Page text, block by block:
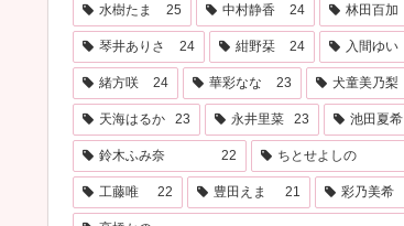
水樹たま 25 中村静香 24 林田百加
琴井ありさ 24 紺野栞 24 入間ゆい
緒方咲 24 華彩なな 23 犬童美乃梨
天海はるか 23 永井里菜 23 池田夏希
鈴木ふみ奈 22 ちとせよしの
工藤唯 22 豊田えま 21 彩乃美希